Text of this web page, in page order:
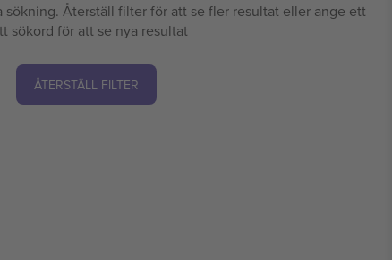
Återställ filter för att se fler resultat eller ange ett
sökord för att se nya resultat
ÅTERSTÄLL FILTER